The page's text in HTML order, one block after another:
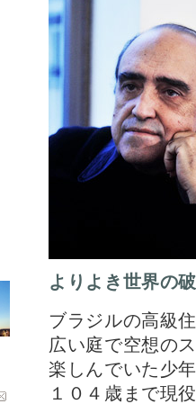
よりよき世界の
ブラジルの高級
広い庭で空想の
楽しんでいた少
１０４歳まで現